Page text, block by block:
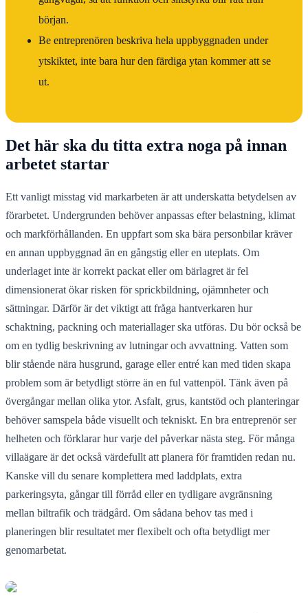
början.
Be entreprenören beskriva hela uppbyggnaden under
ytskiktet, inte bara hur den färdiga ytan kommer att se
ut.
Det här ska du titta extra noga på innan
arbetet startar
Ett vanligt misstag vid markarbeten är att underskatta betydelsen av
förarbetet. Undergrunden behöver anpassas efter belastning, klimat
och markförhållanden. En uppfart som ska bära personbilar kräver
en annan uppbyggnad än en gångstig eller en uteplats. Om
underlaget inte är korrekt packat eller om bärlagret är fel
dimensionerat ökar risken för sprickbildning, ojämnheter och
sättningar. Därför är det viktigt att fråga hantverkaren hur
schaktning, packning och materiallager ska utföras. Du bör också be
om en tydlig beskrivning av lutningar och avvattning. Vatten som
blir stående nära husgrund, garage eller entré kan med tiden skapa
problem som är betydligt större än en ful vattenpöl. Tänk även på
övergångar mellan olika ytor. Asfalt, grus, kantstöd och planteringar
behöver samspela både visuellt och tekniskt. En bra entreprenör ser
helheten och förklarar hur varje del påverkar nästa steg. För många
villaägare är det också värdefullt att planera för framtiden redan nu.
Kanske vill du senare komplettera med laddplats, extra
parkeringsyta, gångar till förråd eller en tydligare avgränsning
mellan biltrafik och trädgård. Om sådana behov tas med i
planeringen blir resultatet mer flexibelt och ofta betydligt mer
genomarbetat.